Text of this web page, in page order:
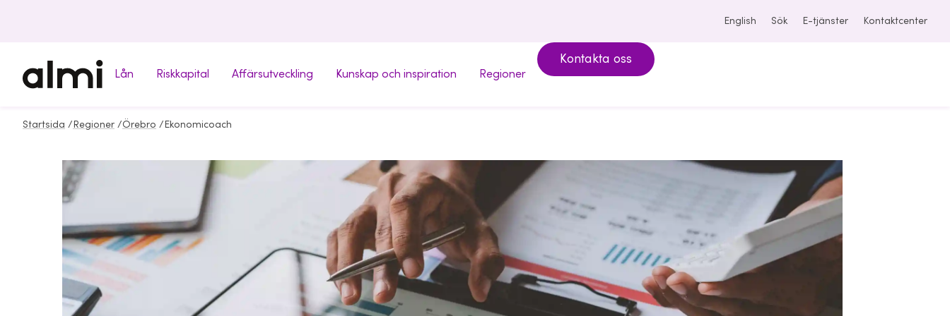
English Sök E-tjänster Kontaktcenter
Lån Riskkapital Affärsutveckling Kunskap och inspiration Regioner
Kontakta oss
Startsida / Regioner /Örebro / Ekonomicoach